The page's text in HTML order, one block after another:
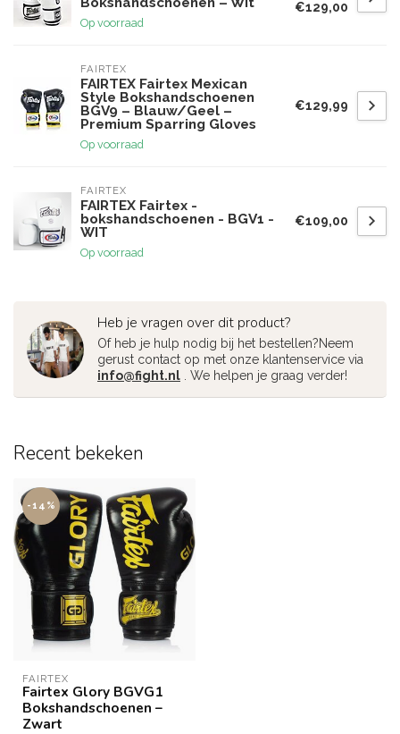
Op voorraad
€129,00
FAIRTEX
FAIRTEX Fairtex Mexican
Style Bokshandschoenen
BGV9 – Blauw/Geel –
Premium Sparring Gloves
Op voorraad
€129,99
FAIRTEX
FAIRTEX Fairtex -
bokshandschoenen - BGV1 -
WIT
Op voorraad
€109,00
Heb je vragen over dit product?
Of heb je hulp nodig bij het bestellen?Neem
gerust contact op met onze klantenservice via
info@fight.nl . We helpen je graag verder!
Recent bekeken
-14%
FAIRTEX
Fairtex Glory BGVG1
Bokshandschoenen –
Zwart